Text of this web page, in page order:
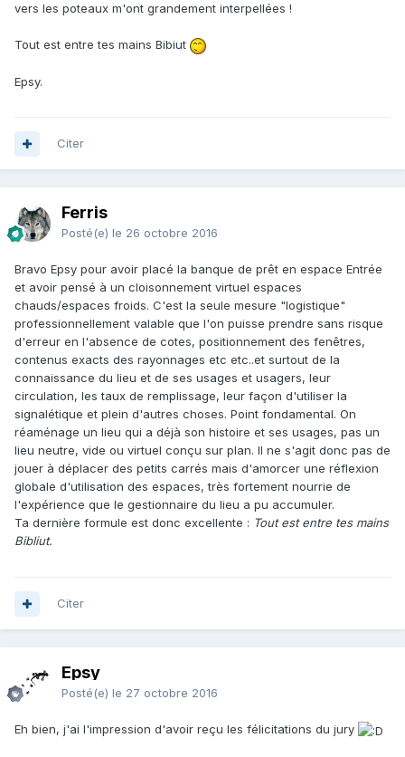
vers les poteaux m'ont grandement interpellées !
Tout est entre tes mains Bibiut
Epsy.
Citer
Ferris
Posté(e) le 26 octobre 2016
Bravo Epsy pour avoir placé la banque de prêt en espace Entrée
et avoir pensé à un cloisonnement virtuel espaces
chauds/espaces froids. C'est la seule mesure "logistique"
professionnellement valable que l'on puisse prendre sans risque
d'erreur en l'absence de cotes, positionnement des fenêtres,
contenus exacts des rayonnages etc etc..et surtout de la
connaissance du lieu et de ses usages et usagers, leur
circulation, les taux de remplissage, leur façon d'utiliser la
signalétique et plein d'autres choses. Point fondamental. On
réaménage un lieu qui a déjà son histoire et ses usages, pas un
lieu neutre, vide ou virtuel conçu sur plan. Il ne s'agit donc pas de
jouer à déplacer des petits carrés mais d'amorcer une réflexion
globale d'utilisation des espaces, très fortement nourrie de
l'expérience que le gestionnaire du lieu a pu accumuler.
Ta dernière formule est donc excellente : Tout est entre tes mains
Bibliut.
Citer
Epsy
Posté(e) le 27 octobre 2016
Eh bien, j'ai l'impression d'avoir reçu les félicitations du jury